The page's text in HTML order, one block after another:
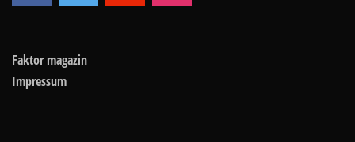
Faktor magazin
Impressum